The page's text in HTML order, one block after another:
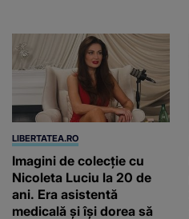
amprenta
LIBERTATEA.RO
Imagini de colecție cu
Nicoleta Luciu la 20 de
ani. Era asistentă
medicală și își dorea să